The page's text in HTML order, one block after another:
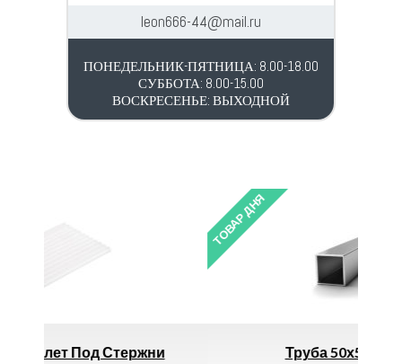
leon666-44@mail.ru
ПОНЕДЕЛЬНИК-ПЯТНИЦА: 8.00-18.00
СУББОТА: 8.00-15.00
ВОСКРЕСЕНЬЕ: ВЫХОДНОЙ
Труба 50х50х3,0 (6,0м.)